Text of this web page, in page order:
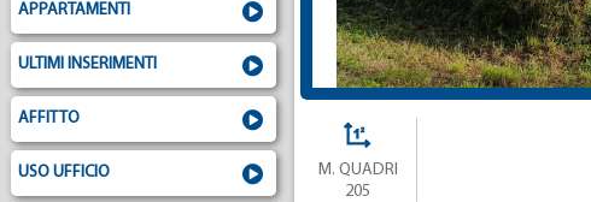
APPARTAMENTI
ULTIMI INSERIMENTI
AFFITTO
USO UFFICIO
M. QUADRI
205